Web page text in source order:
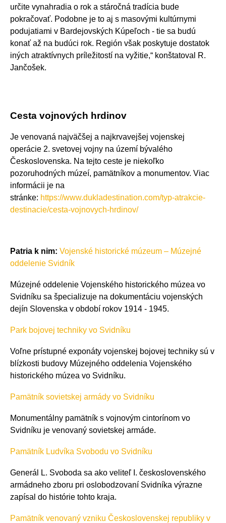
určite vynahradia o rok a stáročná tradícia bude
pokračovať. Podobne je to aj s masovými kultúrnymi
podujatiami v Bardejovských Kúpeľoch - tie sa budú
konať až na budúci rok. Región však poskytuje dostatok
iných atraktívnych príležitostí na vyžitie,“ konštatoval R.
Jančošek.
Cesta vojnových hrdinov
Je venovaná najväčšej a najkrvavejšej vojenskej
operácie 2. svetovej vojny na území bývalého
Československa. Na tejto ceste je niekoľko
pozoruhodných múzeí, pamätníkov a monumentov. Viac
informácii je na
stránke: https://www.dukladestination.com/typ-atrakcie-
destinacie/cesta-vojnovych-hrdinov/
Patria k nim: Vojenské historické múzeum – Múzejné
oddelenie Svidník
Múzejné oddelenie Vojenského historického múzea vo
Svidníku sa špecializuje na dokumentáciu vojenských
dejín Slovenska v období rokov 1914 - 1945.
Park bojovej techniky vo Svidníku
Voľne prístupné exponáty vojenskej bojovej techniky sú v
blízkosti budovy Múzejného oddelenia Vojenského
historického múzea vo Svidníku.
Pamätník sovietskej armády vo Svidníku
Monumentálny pamätník s vojnovým cintorínom vo
Svidníku je venovaný sovietskej armáde.
Pamätník Ludvíka Svobodu vo Svidníku
Generál L. Svoboda sa ako veliteľ I. československého
armádneho zboru pri oslobodzovaní Svidníka výrazne
zapísal do histórie tohto kraja.
Pamätník venovaný vzniku Československej republiky v